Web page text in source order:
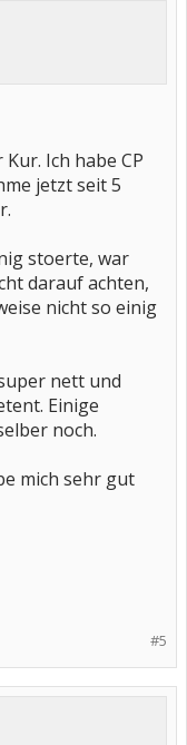
Ich habe CP
jetzt seit 5
stoerte, war
darauf achten,
nicht so einig
nett und
Einige
noch.
mich sehr gut
#5